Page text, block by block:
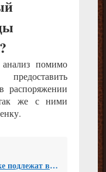
помимо
распоряжении
так же с ними
являются ли они наркотическими?